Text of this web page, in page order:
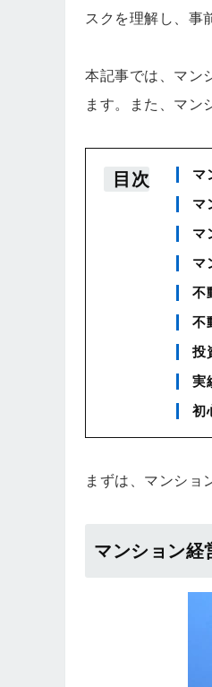
スクを理解し、事
本記事では、マン
ます。また、マン
目次
マ
マ
マ
マ
不
不
投
実
初
まずは、マンショ
マンション経